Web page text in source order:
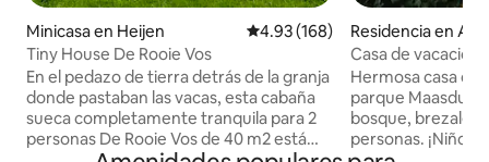
Minicasa en Heijen Calificación promedio: 4.93 de
4.93 (168)
Tiny House De Rooie Vos
En el pedazo de tierra detrás de la granja
donde pastaban las vacas, esta cabaña
sueca completamente tranquila para 2
personas De Rooie Vos de 40 m2 está
Residencia en
Casa de
Hermosa casa de
parque
bosque, brezales,
personas. ¡Niños